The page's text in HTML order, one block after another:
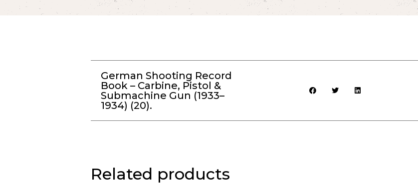
German Shooting Record
Book – Carbine, Pistol &
Submachine Gun (1933–
1934) (20).
Related products